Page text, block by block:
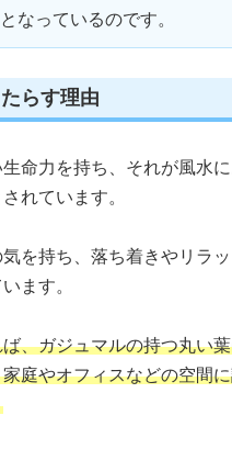
なっているのです。
らす理由
命力を持ち、それが風水
れています。
を持ち、落ち着きやリラ
ます。
、ガジュマルの持つ丸い
庭やオフィスなどの空間